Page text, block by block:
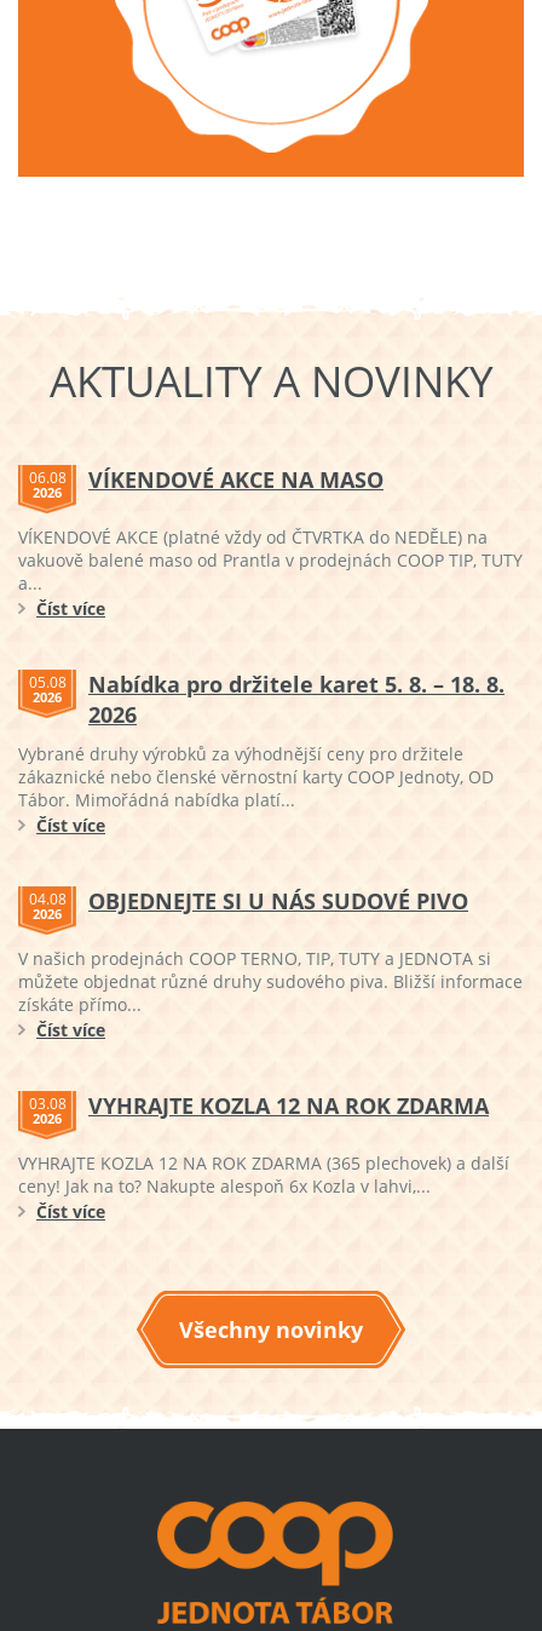
AKTUALITY A NOVINKY
06.08
2026 VÍKENDOVÉ AKCE NA MASO
VÍKENDOVÉ AKCE (platné vždy od ČTVRTKA do NEDĚLE) na
vakuově balené maso od Prantla v prodejnách COOP TIP, TUTY
a...
Číst více
05.08
2026
Nabídka pro držitele karet 5. 8. – 18. 8.
2026
Vybrané druhy výrobků za výhodnější ceny pro držitele
zákaznické nebo členské věrnostní karty COOP Jednoty, OD
Tábor. Mimořádná nabídka platí...
Číst více
04.08
2026 OBJEDNEJTE SI U NÁS SUDOVÉ PIVO
V našich prodejnách COOP TERNO, TIP, TUTY a JEDNOTA si
můžete objednat různé druhy sudového piva. Bližší informace
získáte přímo...
Číst více
03.08
2026 VYHRAJTE KOZLA 12 NA ROK ZDARMA
VYHRAJTE KOZLA 12 NA ROK ZDARMA (365 plechovek) a další
ceny! Jak na to? Nakupte alespoň 6x Kozla v lahvi,...
Číst více
Všechny novinky